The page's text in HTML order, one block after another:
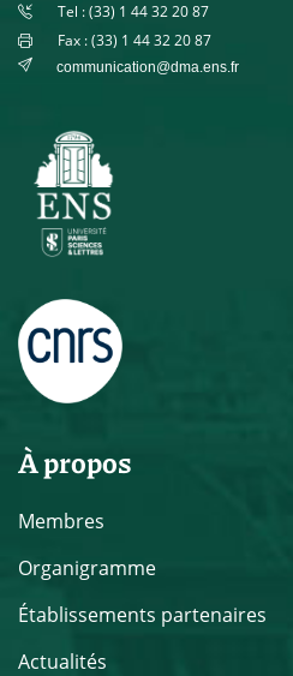
Tel : (33) 1 44 32 20 87
Fax : (33) 1 44 32 20 87
communication@dma.ens.fr
À propos
Membres
Organigramme
Établissements partenaires
Actualités